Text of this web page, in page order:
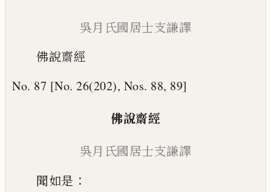
吳月氏國居士支謙譯
佛說齋經
No. 87 [No. 26(202), Nos. 88, 89]
佛說齋經
吳月氏國居士支謙譯
聞如是 ：